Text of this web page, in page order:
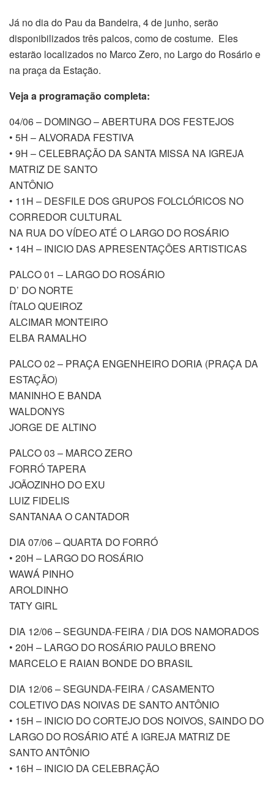
Já no dia do Pau da Bandeira, 4 de junho, serão
disponibilizados três palcos, como de costume. Eles
estarão localizados no Marco Zero, no Largo do Rosário e
na praça da Estação.
Veja a programação completa:
04/06 – DOMINGO – ABERTURA DOS FESTEJOS
• 5H – ALVORADA FESTIVA
• 9H – CELEBRAÇÃO DA SANTA MISSA NA IGREJA
MATRIZ DE SANTO
ANTÔNIO
• 11H – DESFILE DOS GRUPOS FOLCLÓRICOS NO
CORREDOR CULTURAL
NA RUA DO VÍDEO ATÉ O LARGO DO ROSÁRIO
• 14H – INICIO DAS APRESENTAÇÕES ARTISTICAS
PALCO 01 – LARGO DO ROSÁRIO
D’ DO NORTE
ÍTALO QUEIROZ
ALCIMAR MONTEIRO
ELBA RAMALHO
PALCO 02 – PRAÇA ENGENHEIRO DORIA (PRAÇA DA
ESTAÇÃO)
MANINHO E BANDA
WALDONYS
JORGE DE ALTINO
PALCO 03 – MARCO ZERO
FORRÓ TAPERA
JOÃOZINHO DO EXU
LUIZ FIDELIS
SANTANAA O CANTADOR
DIA 07/06 – QUARTA DO FORRÓ
• 20H – LARGO DO ROSÁRIO
WAWÁ PINHO
AROLDINHO
TATY GIRL
DIA 12/06 – SEGUNDA-FEIRA / DIA DOS NAMORADOS
• 20H – LARGO DO ROSÁRIO PAULO BRENO
MARCELO E RAIAN BONDE DO BRASIL
DIA 12/06 – SEGUNDA-FEIRA / CASAMENTO
COLETIVO DAS NOIVAS DE SANTO ANTÔNIO
• 15H – INICIO DO CORTEJO DOS NOIVOS, SAINDO DO
LARGO DO ROSÁRIO ATÉ A IGREJA MATRIZ DE
SANTO ANTÔNIO
• 16H – INICIO DA CELEBRAÇÃO